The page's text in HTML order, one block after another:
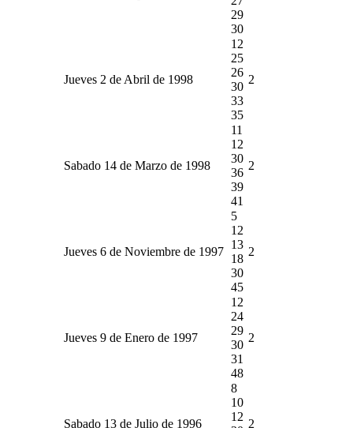
29
30
Jueves 2 de Abril de 1998
12
25
26
30
33
35
2
Sabado 14 de Marzo de 1998
11
12
30
36
39
41
2
Jueves 6 de Noviembre de 1997
5
12
13
18
30
45
2
Jueves 9 de Enero de 1997
12
24
29
30
31
48
2
Sabado 13 de Julio de 1996
8
10
12
2